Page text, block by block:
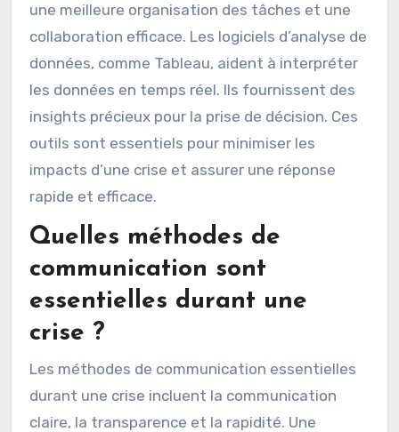
une meilleure organisation des tâches et une
collaboration efficace. Les logiciels d’analyse de
données, comme Tableau, aident à interpréter
les données en temps réel. Ils fournissent des
insights précieux pour la prise de décision. Ces
outils sont essentiels pour minimiser les
impacts d’une crise et assurer une réponse
rapide et efficace.
Quelles méthodes de
communication sont
essentielles durant une
crise ?
Les méthodes de communication essentielles
durant une crise incluent la communication
claire, la transparence et la rapidité. Une